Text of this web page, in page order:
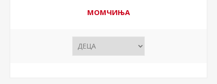
МОМЧИЊА